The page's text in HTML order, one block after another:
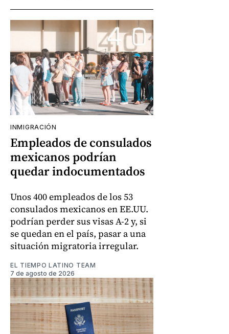
INMIGRACIÓN
Empleados de consulados
mexicanos podrían
quedar indocumentados
Unos 400 empleados de los 53
consulados mexicanos en EE.UU.
podrían perder sus visas A-2 y, si
se quedan en el país, pasar a una
situación migratoria irregular.
EL TIEMPO LATINO TEAM
7 de agosto de 2026